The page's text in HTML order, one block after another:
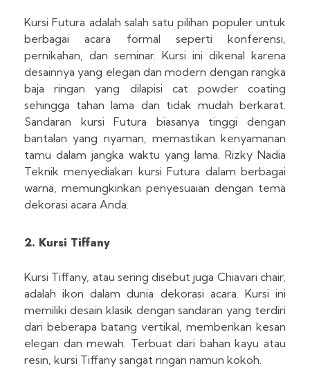
Kursi Futura adalah salah satu pilihan populer untuk
berbagai acara formal seperti konferensi,
pernikahan, dan seminar. Kursi ini dikenal karena
desainnya yang elegan dan modern dengan rangka
baja ringan yang dilapisi cat powder coating
sehingga tahan lama dan tidak mudah berkarat.
Sandaran kursi Futura biasanya tinggi dengan
bantalan yang nyaman, memastikan kenyamanan
tamu dalam jangka waktu yang lama. Rizky Nadia
Teknik menyediakan kursi Futura dalam berbagai
warna, memungkinkan penyesuaian dengan tema
dekorasi acara Anda.
2. Kursi Tiffany
Kursi Tiffany, atau sering disebut juga Chiavari chair,
adalah ikon dalam dunia dekorasi acara. Kursi ini
memiliki desain klasik dengan sandaran yang terdiri
dari beberapa batang vertikal, memberikan kesan
elegan dan mewah. Terbuat dari bahan kayu atau
resin, kursi Tiffany sangat ringan namun kokoh.